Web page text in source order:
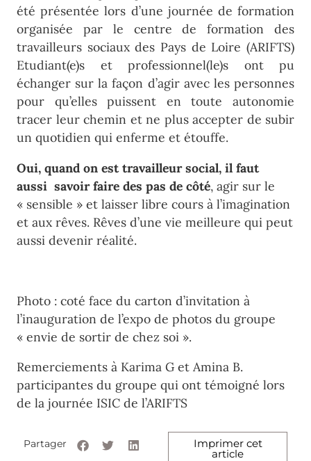
été présentée lors d’une journée de formation
organisée par le centre de formation des
travailleurs sociaux des Pays de Loire (ARIFTS)
Etudiant(e)s et professionnel(le)s ont pu
échanger sur la façon d’agir avec les personnes
pour qu’elles puissent en toute autonomie
tracer leur chemin et ne plus accepter de subir
un quotidien qui enferme et étouffe.
Oui, quand on est travailleur social, il faut
aussi savoir faire des pas de côté, agir sur le
« sensible » et laisser libre cours à l’imagination
et aux rêves. Rêves d’une vie meilleure qui peut
aussi devenir réalité.
Photo : coté face du carton d’invitation à
l’inauguration de l’expo de photos du groupe
« envie de sortir de chez soi ».
Remerciements à Karima G et Amina B.
participantes du groupe qui ont témoigné lors
de la journée ISIC de l’ARIFTS
Partager Imprimer cet
article